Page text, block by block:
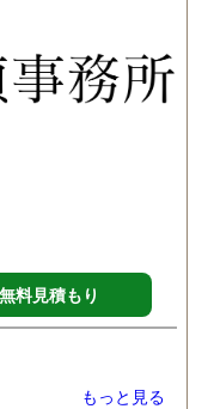
とうございました。
無料見積もり
もっと見る